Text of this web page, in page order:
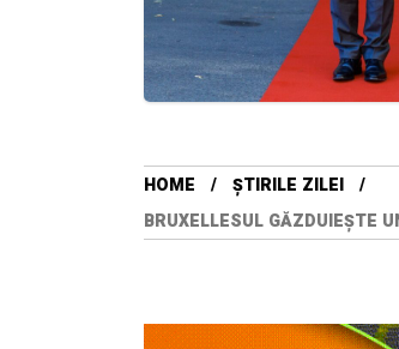
HOME
ȘTIRILE ZILEI
BRUXELLESUL GĂZDUIEȘTE